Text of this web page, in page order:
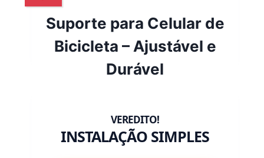
Suporte para Celular de
Bicicleta – Ajustável e
Durável
INSTALAÇÃO SIMPLES